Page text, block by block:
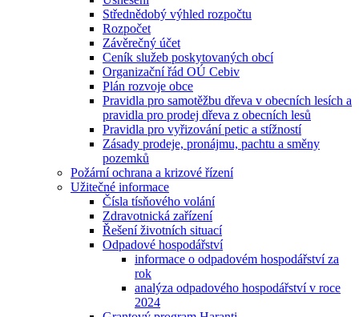
Střednědobý výhled rozpočtu
Rozpočet
Závěrečný účet
Ceník služeb poskytovaných obcí
Organizační řád OÚ Cebiv
Plán rozvoje obce
Pravidla pro samotěžbu dřeva v obecních lesích a
pravidla pro prodej dřeva z obecních lesů
Pravidla pro vyřizování petic a stížností
Zásady prodeje, pronájmu, pachtu a směny
pozemků
Požární ochrana a krizové řízení
Užitečné informace
Čísla tísňového volání
Zdravotnická zařízení
Řešení životních situací
Odpadové hospodářství
informace o odpadovém hospodářství za
rok
analýza odpadového hospodářství v roce
2024